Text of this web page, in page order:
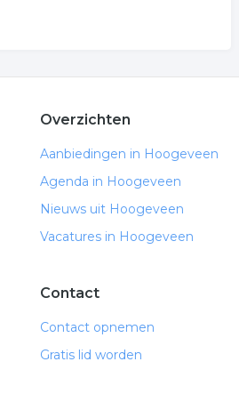
Overzichten
Aanbiedingen in Hoogeveen
Agenda in Hoogeveen
Nieuws uit Hoogeveen
Vacatures in Hoogeveen
Contact
Contact opnemen
Gratis lid worden